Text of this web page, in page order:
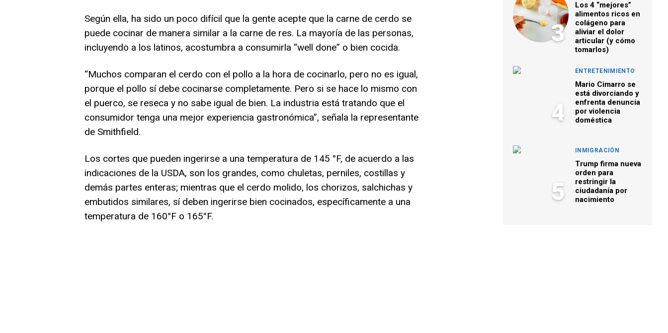
Según ella, ha sido un poco difícil que la gente acepte que la carne de cerdo se
puede cocinar de manera similar a la carne de res. La mayoría de las personas,
incluyendo a los latinos, acostumbra a consumirla “well done” o bien cocida.
“Muchos comparan el cerdo con el pollo a la hora de cocinarlo, pero no es igual,
porque el pollo sí debe cocinarse completamente. Pero si se hace lo mismo con
el puerco, se reseca y no sabe igual de bien. La industria está tratando que el
consumidor tenga una mejor experiencia gastronómica”, señala la representante
de Smithfield.
Los cortes que pueden ingerirse a una temperatura de 145 °F, de acuerdo a las
indicaciones de la USDA, son los grandes, como chuletas, perniles, costillas y
demás partes enteras; mientras que el cerdo molido, los chorizos, salchichas y
embutidos similares, sí deben ingerirse bien cocinados, específicamente a una
temperatura de 160°F o 165°F.
3
Los 4 “mejores”
alimentos ricos en
colágeno para
aliviar el dolor
articular (y cómo
tomarlos)
4
ENTRETENIMIENTO
Mario Cimarro se
está divorciando y
enfrenta denuncia
por violencia
doméstica
5
INMIGRACIÓN
Trump firma nueva
orden para
restringir la
ciudadanía por
nacimiento